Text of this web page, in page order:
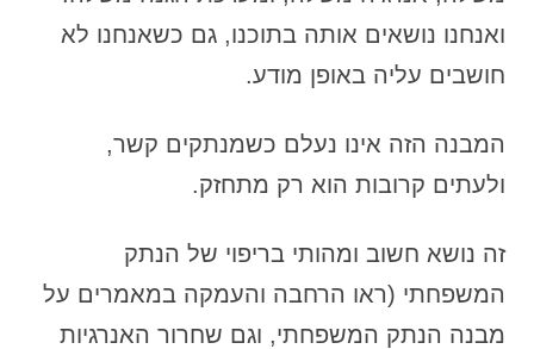
ואנחנו נושאים אותה בתוכנו, גם כשאנחנו לא
חושבים עליה באופן מודע.
המבנה הזה אינו נעלם כשמנתקים קשר,
ולעתים קרובות הוא רק מתחזק.
זה נושא חשוב ומהותי בריפוי של הנתק
המשפחתי (ראו הרחבה והעמקה במאמרים על
מבנה הנתק המשפחתי, וגם שחרור האנרגיות